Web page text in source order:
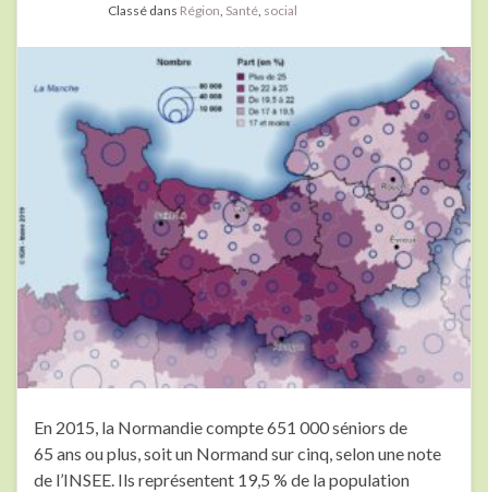
Classé dans Région Santé social
En 2015, la Normandie compte 651 000 séniors de
65 ans ou plus, soit un Normand sur cinq, selon une note
de l’INSEE. Ils représentent 19,5 % de la population